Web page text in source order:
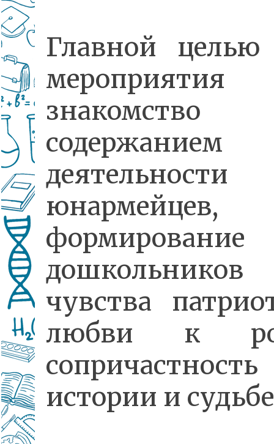
Главной целью
мероприятия
содержанием
деятельности
юнармейцев,
дошкольников
чувства
любви к
истории и